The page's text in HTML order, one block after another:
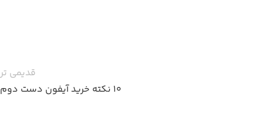
قدیمی تر
10 نکته خرید آیفون دست دوم